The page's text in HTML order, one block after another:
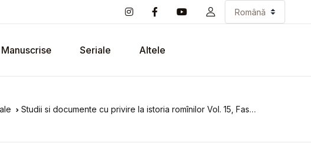
Manuscrise Seriale Altele
Studii si documente cu privire la istoria romînilor Vol. 15, Fasc. 2